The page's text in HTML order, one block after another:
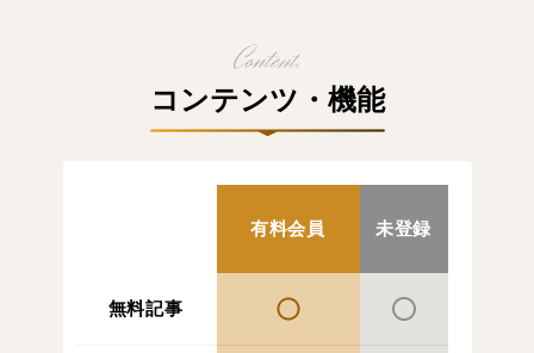
コンテンツ・機能
有料会員 未登録
無料記事